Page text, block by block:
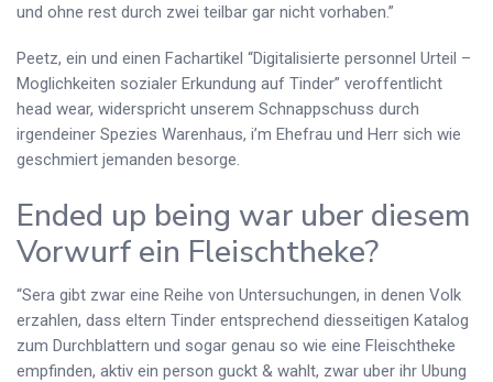
und ohne rest durch zwei teilbar gar nicht vorhaben.”
Peetz, ein und einen Fachartikel “Digitalisierte personnel Urteil –
Moglichkeiten sozialer Erkundung auf Tinder” veroffentlicht
head wear, widerspricht unserem Schnappschuss durch
irgendeiner Spezies Warenhaus, i’m Ehefrau und Herr sich wie
geschmiert jemanden besorge.
Ended up being war uber diesem
Vorwurf ein Fleischtheke?
“Sera gibt zwar eine Reihe von Untersuchungen, in denen Volk
erzahlen, dass eltern Tinder entsprechend diesseitigen Katalog
zum Durchblattern und sogar genau so wie eine Fleischtheke
empfinden, aktiv ein person guckt & wahlt, zwar uber ihr Ubung